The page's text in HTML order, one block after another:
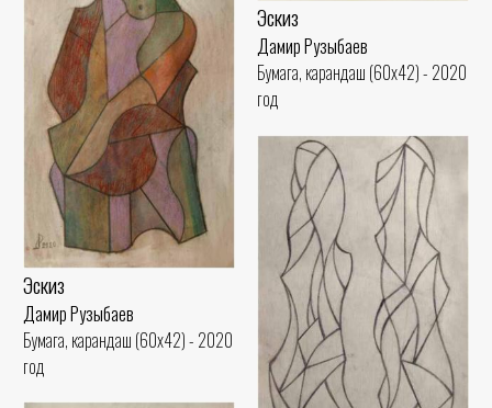
Эскиз
Дамир Рузыбаев
Бумага, карандаш (60x42) - 2020
год
Эскиз
Дамир Рузыбаев
Бумага, карандаш (60x42) - 2020
год